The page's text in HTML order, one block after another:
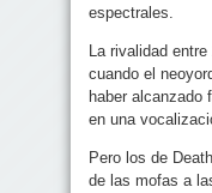
espectrales.
La rivalidad
cuando el
haber alcanzado
en una
Pero los de
de las mofas a